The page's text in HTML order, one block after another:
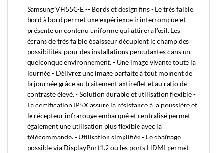
Samsung VH55C-E -- Bords et design fins - Le très faible
bord à bord permet une expérience ininterrompue et
présente un contenu uniforme qui attirera l’œil. Les
écrans de très faible épaisseur décuplent le champ des
possibilités, pour des installations percutantes dans un
quelconque environnement. - Une image vivante toute la
journée - Délivrez une image parfaite à tout moment de
la journée grâce au traitement antireflet et au ratio de
contraste élevé. - Solution durable et utilisation flexible -
La certification IP5X assure la résistance à la poussière et
le récepteur infrarouge embarqué et centralisé permet
également une utilisation plus flexible avec la
télécommande. - Utilisation simplifiée - Le chaînage
possible via DisplayPort1.2 ou les ports HDMI permet